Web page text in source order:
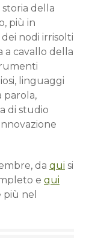
della
più in
nodi irrisolti
a cavallo della
linguaggi
parola,
di studio
da qui si
e qui
nel